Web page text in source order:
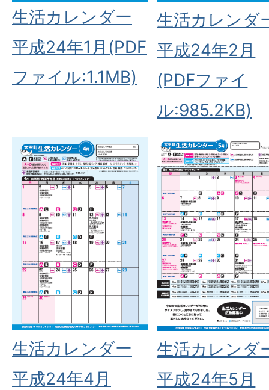
生活カレンダー
平成24年1月(PDF
ファイル:1.1MB)
生活カレンダ
平成24年2月
(PDFファイ
ル:985.2KB)
生活カレンダー
平成24年4月
生活カレンダ
平成24年5月